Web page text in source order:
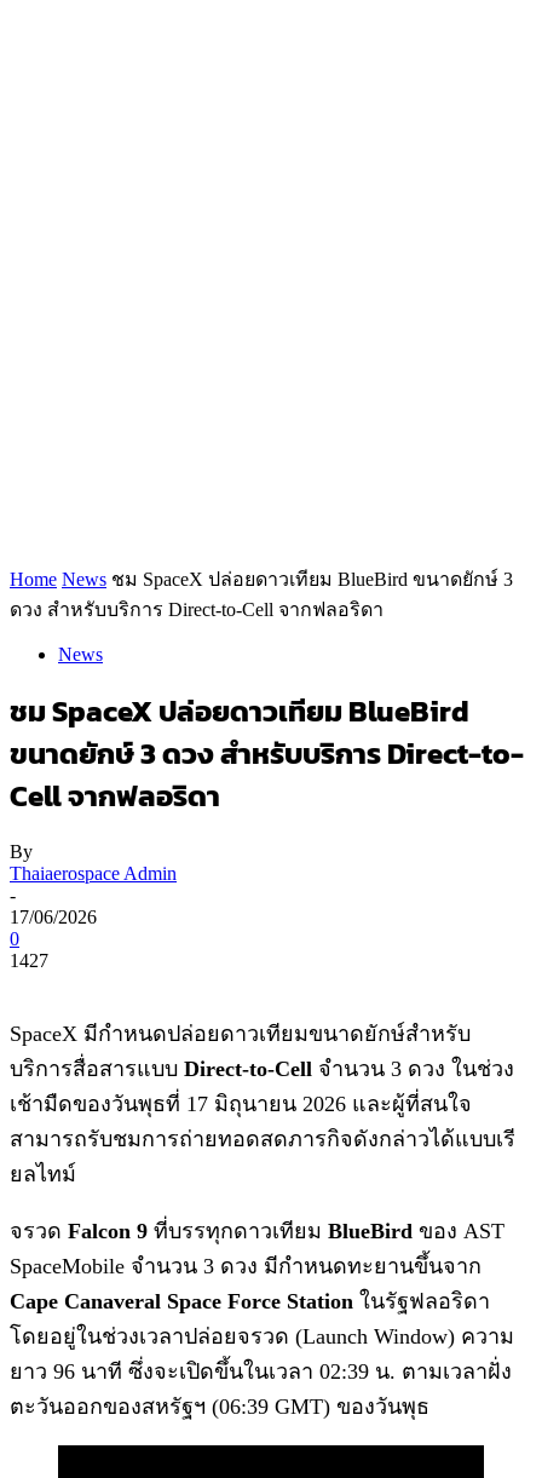
Home News ชม SpaceX ปล่อยดาวเทียม BlueBird ขนาดยักษ์ 3
ดวง สำหรับบริการ Direct-to-Cell จากฟลอริดา
News
ชม SpaceX ปล่อยดาวเทียม BlueBird
ขนาดยักษ์ 3 ดวง สำหรับบริการ Direct-to-
Cell จากฟลอริดา
By
Thaiaerospace Admin
-
17/06/2026
0
1427
SpaceX มีกำหนดปล่อยดาวเทียมขนาดยักษ์สำหรับ
บริการสื่อสารแบบ Direct-to-Cell จำนวน 3 ดวง ในช่วง
เช้ามืดของวันพุธที่ 17 มิถุนายน 2026 และผู้ที่สนใจ
สามารถรับชมการถ่ายทอดสดภารกิจดังกล่าวได้แบบเรี
ยลไทม์
จรวด Falcon 9 ที่บรรทุกดาวเทียม BlueBird ของ AST
SpaceMobile จำนวน 3 ดวง มีกำหนดทะยานขึ้นจาก
Cape Canaveral Space Force Station ในรัฐฟลอริดา
โดยอยู่ในช่วงเวลาปล่อยจรวด (Launch Window) ความ
ยาว 96 นาที ซึ่งจะเปิดขึ้นในเวลา 02:39 น. ตามเวลาฝั่ง
ตะวันออกของสหรัฐฯ (06:39 GMT) ของวันพุธ